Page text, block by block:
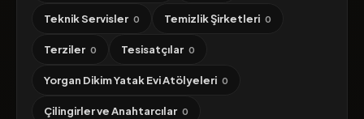
Teknik Servisler 0 Temizlik Şirketleri 0
Terziler 0 Tesisatçılar 0
Yorgan Dikim Yatak Evi Atölyeleri 0
Çilingirler ve Anahtarcılar 0